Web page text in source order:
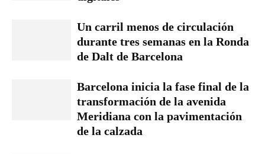
Un carril menos de circulación
durante tres semanas en la Ronda
de Dalt de Barcelona
Barcelona inicia la fase final de la
transformación de la avenida
Meridiana con la pavimentación
de la calzada